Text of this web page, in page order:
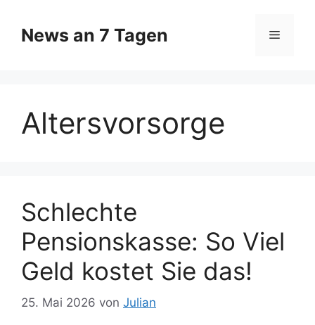
Inhalt
springen
News an 7 Tagen Menü
Altersvorsorge
Schlechte
Pensionskasse: So Viel
Geld kostet Sie das!
25. Mai 2026 von Julian